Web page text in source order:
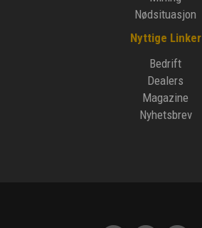
Nødsituasjon
Nyttige Linker
Bedrift
Dealers
Magazine
Nyhetsbrev